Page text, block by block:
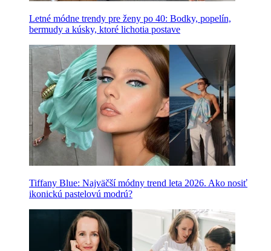
Letné módne trendy pre ženy po 40: Bodky, popelín,
bermudy a kúsky, ktoré lichotia postave
Tiffany Blue: Najväčší módny trend leta 2026. Ako nosiť
ikonickú pastelovú modrú?